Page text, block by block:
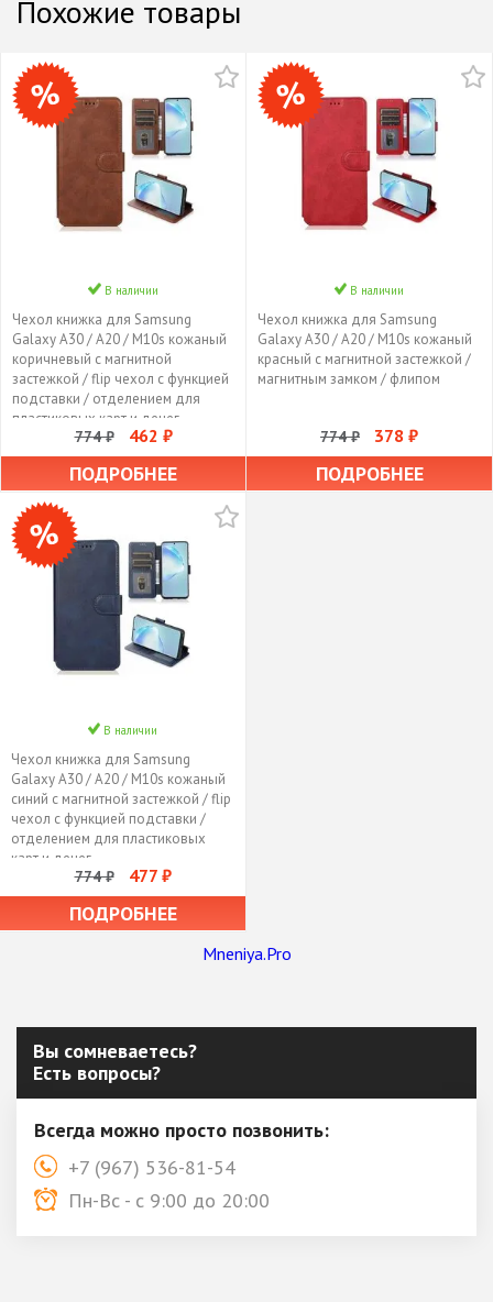
Похожие товары
В наличии
Чехол книжка для Samsung
Galaxy A30 / A20 / M10s кожаный
коричневый с магнитной
застежкой / flip чехол с функцией
подставки / отделением для
пластиковых карт и денег
774 ₽ 462 ₽
ПОДРОБНЕЕ
В наличии
Чехол книжка для Samsung
Galaxy A30 / A20 / M10s кожаный
красный с магнитной застежкой /
магнитным замком / флипом
774 ₽ 378 ₽
ПОДРОБНЕЕ
В наличии
Чехол книжка для Samsung
Galaxy A30 / A20 / M10s кожаный
синий с магнитной застежкой / flip
чехол с функцией подставки /
отделением для пластиковых
карт и денег
774 ₽ 477 ₽
ПОДРОБНЕЕ
Mneniya.Pro
Вы сомневаетесь?
Есть вопросы?
Всегда можно просто позвонить:
+7 (967) 536-81-54
Пн-Вс - с 9:00 до 20:00